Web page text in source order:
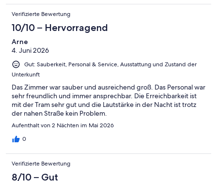
Verifizierte Bewertung
10/10 – Hervorragend
Arne
4. Juni 2026
Gut: Sauberkeit, Personal & Service, Ausstattung und Zustand der
Unterkunft
Das Zimmer war sauber und ausreichend groß. Das Personal war
sehr freundlich und immer ansprechbar. Die Erreichbarkeit ist
mit der Tram sehr gut und die Lautstärke in der Nacht ist trotz
der nahen Straße kein Problem.
Aufenthalt von 2 Nächten im Mai 2026
0
Verifizierte Bewertung
8/10 – Gut